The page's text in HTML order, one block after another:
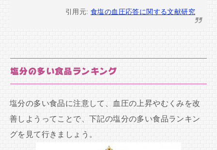
引用元: 食塩の血圧応答に関する文献研究
塩分の多い食品ランキング
塩分の多い食品に注意して、血圧の上昇やむくみを改
善しようってことで、下記の塩分の多い食品ランキン
グを見て行きましょう。